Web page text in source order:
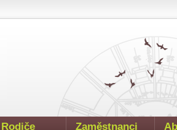
Rodiče Zaměstnanci